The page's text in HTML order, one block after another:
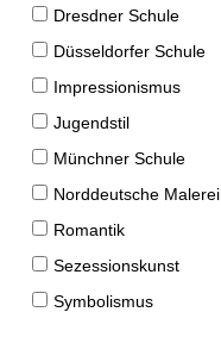
Dresdner Schule
Düsseldorfer Schule
Impressionismus
Jugendstil
Münchner Schule
Norddeutsche Malerei
Romantik
Sezessionskunst
Symbolismus